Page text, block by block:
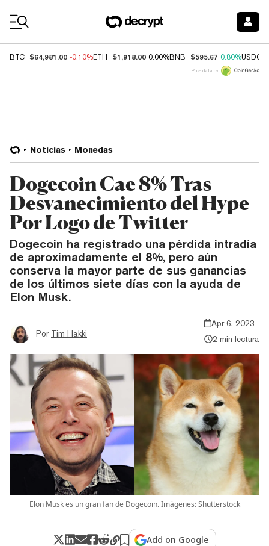
BTC $64,981.00 -0.10%ETH $1,918.00 0.00%BNB $595.67 0.80%USDC
Price data by
Noticias Monedas
Dogecoin Cae 8% Tras
Desvanecimiento del Hype
Por Logo de Twitter
Dogecoin ha registrado una pérdida intradía
de aproximadamente el 8%, pero aún
conserva la mayor parte de sus ganancias
de los últimos siete días con la ayuda de
Elon Musk.
Por Tim Hakki
Apr 6, 2023
2 min lectura
Elon Musk es un gran fan de Dogecoin. Imágenes: Shutterstock
Add on Google